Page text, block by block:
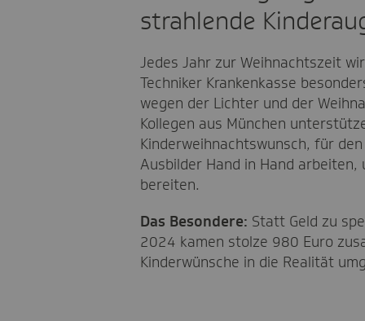
strahlende
Jedes Jahr zur Weihnachtszeit
Techniker Krankenkasse
wegen der Lichter und der
Kollegen aus München
Kinderweihnachtswunsch, für
Ausbilder Hand in Hand arbeiten,
bereiten.
Das Besondere: Statt Geld zu
2024 kamen stolze 980 Euro
Kinderwünsche in die Realität